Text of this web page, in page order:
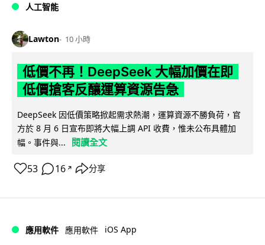
人工智能
Lawton 10 小時
低價不再！DeepSeek 大幅加價在即
低價搶客反釀運算資源告急
DeepSeek 因低價策略掀起需求熱潮，運算資源不勝負荷，官
方於 8 月 6 日宣布即將大幅上調 API 收費，惟未公布具體加
幅。事件與...
閱讀全文
53 16 ↗ 分享
應用軟件 應用軟件 iOS App